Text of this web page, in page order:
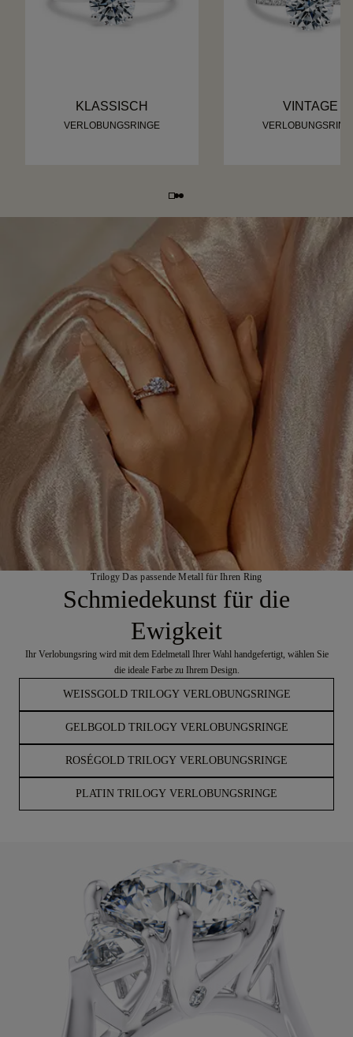
KLASSISCH
VERLOBUNGSRINGE
VINTAGE
Trilogy Das passende Metall für Ihren Ring
Schmiedekunst für die
Ewigkeit
Ihr Verlobungsring wird mit dem Edelmetall Ihrer Wahl handgefertigt, wählen Sie
die ideale Farbe zu Ihrem Design.
WEISSGOLD TRILOGY VERLOBUNGSRINGE
GELBGOLD TRILOGY VERLOBUNGSRINGE
ROSÉGOLD TRILOGY VERLOBUNGSRINGE
PLATIN TRILOGY VERLOBUNGSRINGE